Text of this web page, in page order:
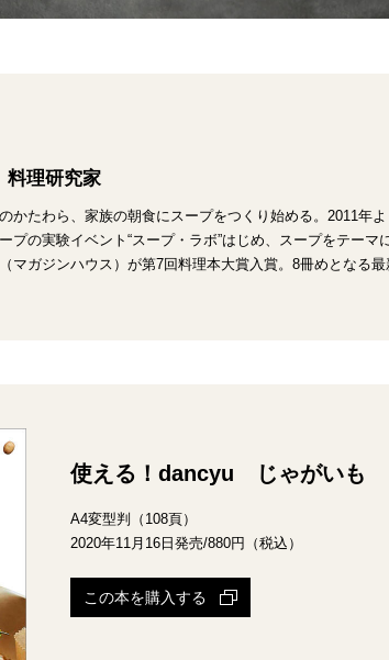
理研究家
かたわら、家族の朝食にスープをつくり始める。2011年
プの実験イベント“スープ・ラボ”はじめ、スープをテー
マガジンハウス）が第7回料理本大賞入賞。8冊めとなる
使える！dancyu じゃがいも
A4変型判（108頁）
2020年11月16日発売/880円（税込）
この本を購入する